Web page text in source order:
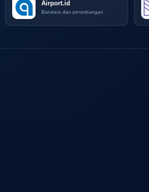
Airport.id
Bandara dan penerbangan